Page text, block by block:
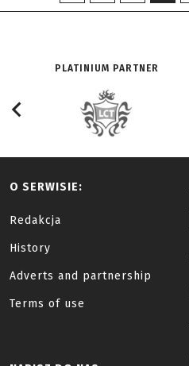
PLATINIUM PARTNER
O SERWISIE:
Redakcja
History
Adverts and partnership
Terms of use